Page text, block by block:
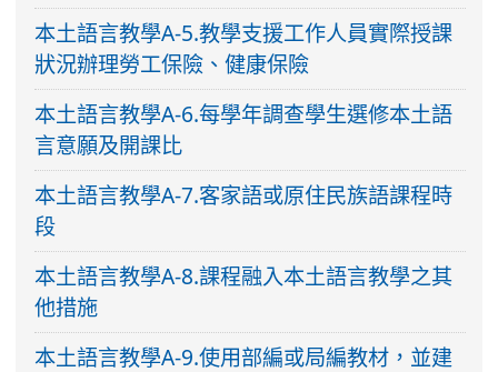
本土語言教學A-5.教學支援工作人員實際授課
狀況辦理勞工保險、健康保險
本土語言教學A-6.每學年調查學生選修本土語
言意願及開課比
本土語言教學A-7.客家語或原住民族語課程時
段
本土語言教學A-8.課程融入本土語言教學之其
他措施
本土語言教學A-9.使用部編或局編教材，並建